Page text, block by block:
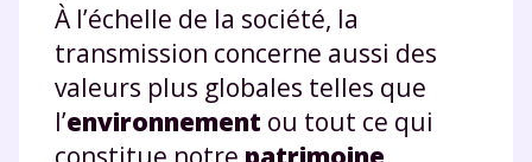
À l’échelle de la société, la
transmission concerne aussi des
valeurs plus globales telles que
l’environnement ou tout ce qui